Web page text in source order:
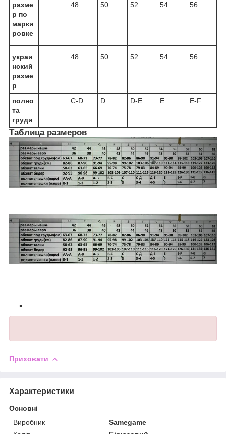
разме
р по
марки
ровке
48 50 52 54 56
украи
нский
разме
р
48 50 52 54 56
полно
та
груди
С-D D D-E E E-F
Таблица размеров
Приховати
Характеристики
Основні
Виробник
Samegame